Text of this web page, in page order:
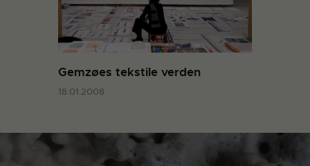
Gemzøes tekstile verden
18.01.2008